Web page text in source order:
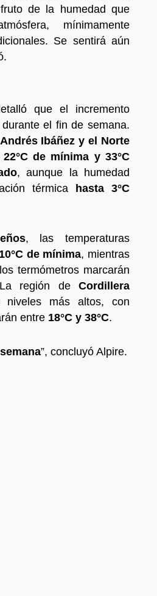
de la humedad que
mínimamente
Se sentirá aún
que el incremento
el fin de semana.
Ibáñez y el Norte
22°C de mínima y 33°C
, aunque la humedad
térmica hasta 3°C
, las temperaturas
10°C de mínima, mientras
termómetros marcarán
región deCordillera
más altos, con
entre 18°C y 38°C.
”, concluyó Alpire.